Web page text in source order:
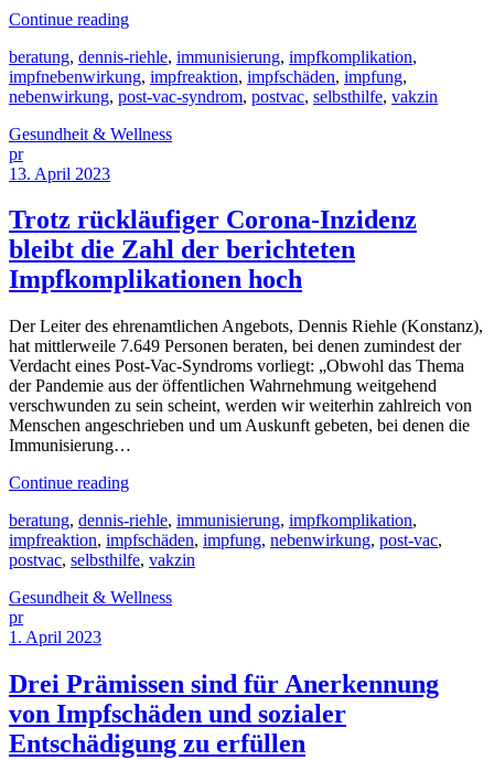
Continue reading
beratung, dennis-riehle, immunisierung, impfkomplikation,
impfnebenwirkung, impfreaktion, impfschäden, impfung,
nebenwirkung, post-vac-syndrom, postvac, selbsthilfe, vakzin
Gesundheit & Wellness
pr
13. April 2023
Trotz rückläufiger Corona-Inzidenz
bleibt die Zahl der berichteten
Impfkomplikationen hoch
Der Leiter des ehrenamtlichen Angebots, Dennis Riehle (Konstanz),
hat mittlerweile 7.649 Personen beraten, bei denen zumindest der
Verdacht eines Post-Vac-Syndroms vorliegt: „Obwohl das Thema
der Pandemie aus der öffentlichen Wahrnehmung weitgehend
verschwunden zu sein scheint, werden wir weiterhin zahlreich von
Menschen angeschrieben und um Auskunft gebeten, bei denen die
Immunisierung…
Continue reading
beratung, dennis-riehle, immunisierung, impfkomplikation,
impfreaktion, impfschäden, impfung, nebenwirkung, post-vac,
postvac, selbsthilfe, vakzin
Gesundheit & Wellness
pr
1. April 2023
Drei Prämissen sind für Anerkennung
von Impfschäden und sozialer
Entschädigung zu erfüllen